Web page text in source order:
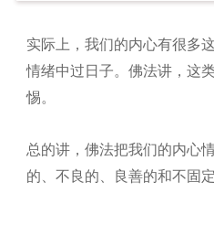
实际上，我们的内心有很多
情绪中过日子。佛法讲，这
惕。
总的讲，佛法把我们的内心
的、不良的、良善的和不固